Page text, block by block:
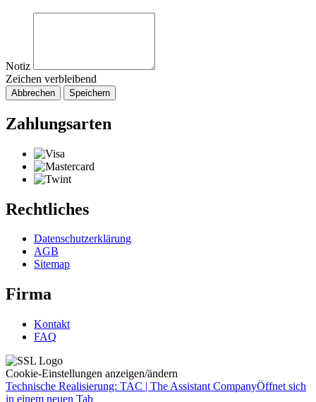
Notiz
Zeichen verbleibend
Abbrechen Speichern
Zahlungsarten
Rechtliches
Datenschutzerklärung
AGB
Sitemap
Firma
Kontakt
FAQ
Cookie-Einstellungen anzeigen/ändern
Technische Realisierung: TAC | The Assistant CompanyÖffnet sich
in einem neuen Tab